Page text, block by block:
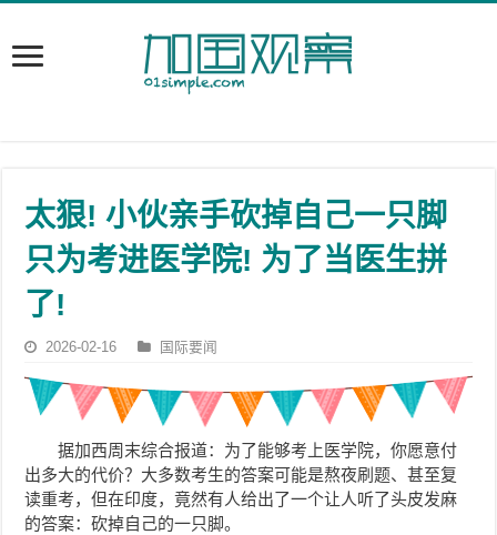
太狠! 小伙亲手砍掉自己一只脚
只为考进医学院! 为了当医生拼
了!
2026-02-16 国际要闻
据加西周末综合报道：为了能够考上医学院，你愿意付
出多大的代价？大多数考生的答案可能是熬夜刷题、甚至复
读重考，但在印度，竟然有人给出了一个让人听了头皮发麻
的答案：砍掉自己的一只脚。